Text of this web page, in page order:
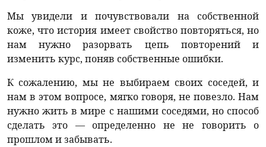
Мы увидели и почувствовали на собственной
коже, что история имеет свойство повторяться, но
нам нужно разорвать цепь повторений и
изменить курс, поняв собственные ошибки.
К сожалению, мы не выбираем своих соседей, и
нам в этом вопросе, мягко говоря, не повезло. Нам
нужно жить в мире с нашими соседями, но способ
сделать это — определенно не не говорить о
прошлом и забывать.